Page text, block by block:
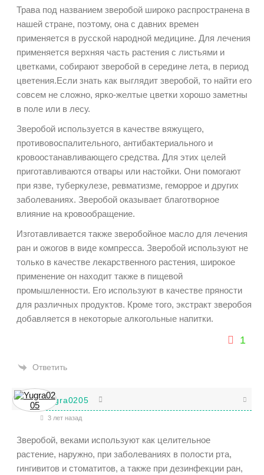
Трава под названием зверобой широко распространена в
нашей стране, поэтому, она с давних времен
применяется в русской народной медицине. Для лечения
применяется верхняя часть растения с листьями и
цветками, собирают зверобой в середине лета, в период
цветения.Если знать как выглядит зверобой, то найти его
совсем не сложно, ярко-желтые цветки хорошо заметны
в поле или в лесу.
Зверобой используется в качестве вяжущего,
противовоспалительного, антибактериального и
кровоостанавливающего средства. Для этих целей
приготавливаются отвары или настойки. Они помогают
при язве, туберкулезе, ревматизме, геморрое и других
заболеваниях. Зверобой оказывает благотворное
влияние на кровообращение.
Изготавливается также зверобойное масло для лечения
ран и ожогов в виде компресса. Зверобой используют не
только в качестве лекарственного растения, широкое
применение он находит также в пищевой
промышленности. Его используют в качестве пряности
для различных продуктов. Кроме того, экстракт зверобоя
добавляется в некоторые алкогольные напитки.
1
Ответить
Yugra0205
3 лет назад
Зверобой, веками используют как целительное
растение, наружно, при заболеваниях в полости рта,
гингивитов и стоматитов, а также при дезинфекции ран,